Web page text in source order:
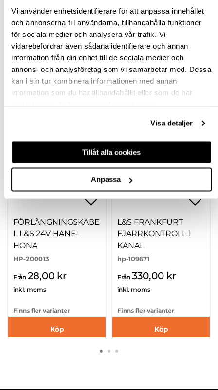
Vi använder enhetsidentifierare för att anpassa innehållet
och annonserna till användarna, tillhandahålla funktioner
för sociala medier och analysera vår trafik. Vi
vidarebefordrar även sådana identifierare och annan
information från din enhet till de sociala medier och
annons- och analysföretag som vi samarbetar med. Dessa
kan i sin tur kombinera informationen med annan
information som du har tillhandahållit eller som de har
Visa detaljer
Tillåt alla cookies
Anpassa
FRÅGA OM PRODUKT
RECENSIONER
FÖRLÄNGNINGSKABE
L L&S 24V HANE-
HONA
HP-200013
Från 28,00 kr
inkl. moms
Finns fler varianter
Köp
L&S FRANKFURT
FJÄRRKONTROLL 1
KANAL
hp-109671
Från 330,00 kr
inkl. moms
Finns fler varianter
Köp